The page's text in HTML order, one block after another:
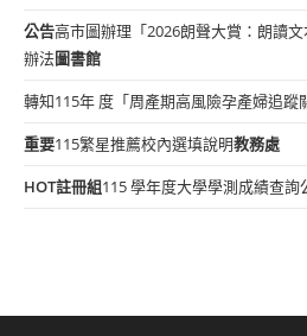
公告高市圖辦理「2026朗聲大賞：朗讀
辦法圖書館
轉知115年 度「周產期高風險孕產婦追蹤
重要115繁星推薦校內選填說明教務處
HOT註冊組115 學年度大學學測成績查詢